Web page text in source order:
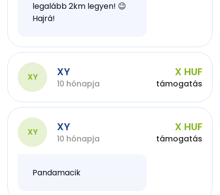
legalább 2km legyen! 😉
Hajrá!
XY XY
10 hónapja
X HUF
támogatás
XY XY
10 hónapja
X HUF
támogatás
Pandamacik